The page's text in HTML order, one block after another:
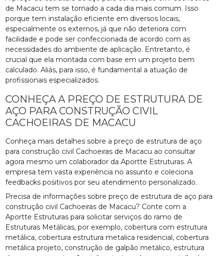
de Macacu tem se tornado a cada dia mais comum. Isso
porque tem instalação eficiente em diversos locais,
especialmente os externos, já que não deteriora com
facilidade e pode ser confeccionada de acordo com as
necessidades do ambiente de aplicação. Entretanto, é
crucial que ela montada com base em um projeto bem
calculado. Aliás, para isso, é fundamental a atuação de
profissionais especializados.
CONHEÇA A PREÇO DE ESTRUTURA DE
AÇO PARA CONSTRUÇÃO CIVIL
CACHOEIRAS DE MACACU
Conheça mais detalhes sobre a preço de estrutura de aço
para construção civil Cachoeiras de Macacu ao consultar
agora mesmo um colaborador da Aportte Estruturas. A
empresa tem vasta experiência no assunto e coleciona
feedbacks positivos por seu atendimento personalizado.
Precisa de informações sobre preço de estrutura de aço para
construção civil Cachoeiras de Macacu? Conte com a
Aportte Estruturas para solicitar serviços do ramo de
Estruturas Metálicas, por exemplo, cobertura com estrutura
metálica, cobertura estrutura metalica residencial, cobertura
metálica projeto, construção de galpão metálico, estrutura